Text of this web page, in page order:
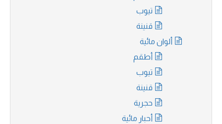
تيوب
قنينة
ألوان مائية
أطقم
تيوب
قنينة
حجرية
أحبار مائية